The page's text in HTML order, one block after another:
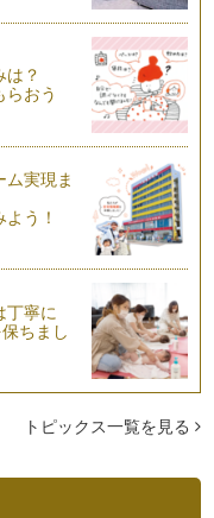
ンジ！からだに良いレ
種類は急に増えてきま
作る？
コーヒー。 抽出方法
、全世界の60数か
クリーム」をどう選
粉末状」の2種類があ
敵な効果がある
？
おう
実現ま
う！
丁寧に
ちまし
トピックス一覧を見る